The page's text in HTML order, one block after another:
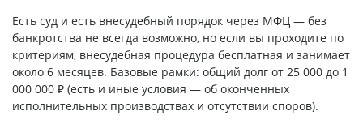
Есть суд и есть внесудебный порядок через МФЦ — без
банкротства не всегда возможно, но если вы проходите по
критериям, внесудебная процедура бесплатная и занимает
около 6 месяцев. Базовые рамки: общий долг от 25 000 до 1
000 000 ₽ (есть и иные условия — об оконченных
исполнительных производствах и отсутствии споров).